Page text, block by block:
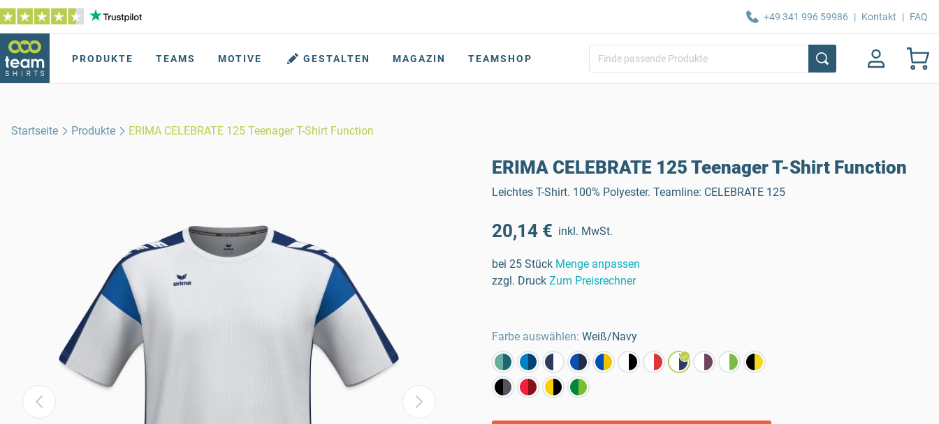
+49 341 996 59986 | Kontakt | FAQ
PRODUKTE TEAMS MOTIVE GESTALTEN MAGAZIN TEAMSHOP
Startseite Produkte ERIMA CELEBRATE 125 Teenager T-Shirt Function
ERIMA CELEBRATE 125 Teenager T-Shirt Function
Leichtes T-Shirt. 100% Polyester. Teamline: CELEBRATE 125
20,14 € inkl. MwSt.
bei 25 Stück Menge anpassen
zzgl. Druck Zum Preisrechner
Farbe auswählen: Weiß/Navy